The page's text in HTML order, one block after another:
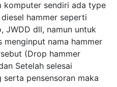
komputer sendiri ada type
hammer seperti
JWDD dll, namun untuk
nama hammer
(Drop hammer
Setelah selesai
pensensoran maka